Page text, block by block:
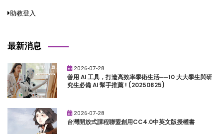
助教登入
最新消息
2026-07-28
善用 AI 工具，打造高效率學術生活──10 大大學生與研
究生必備 AI 幫手推薦 ! (20250825)
2026-07-28
台灣開放式課程聯盟創用CC4.0中英文版授權書